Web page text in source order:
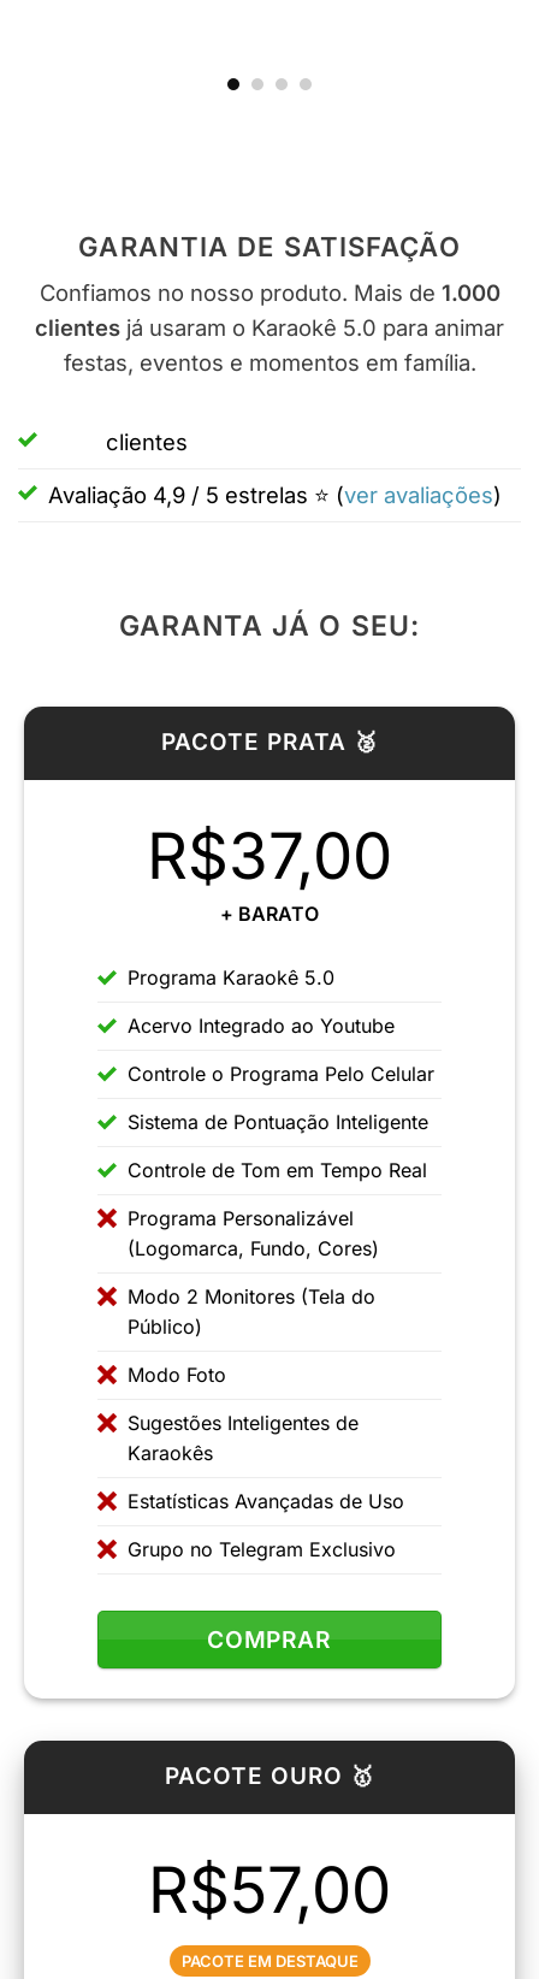
GARANTIA DE SATISFAÇÃO
Confiamos no nosso produto. Mais de 1.000
clientes já usaram o Karaokê 5.0 para animar
festas, eventos e momentos em família.
clientes
Avaliação 4,9 / 5 estrelas ⭐ (ver avaliações)
GARANTA JÁ O SEU:
PACOTE PRATA 🥈
R$37,00
+ BARATO
Programa Karaokê 5.0
Acervo Integrado ao Youtube
Controle o Programa Pelo Celular
Sistema de Pontuação Inteligente
Controle de Tom em Tempo Real
Programa Personalizável
(Logomarca, Fundo, Cores)
Modo 2 Monitores (Tela do
Público)
Modo Foto
Sugestões Inteligentes de
Karaokês
Estatísticas Avançadas de Uso
Grupo no Telegram Exclusivo
COMPRAR
PACOTE OURO 🥇
R$57,00
PACOTE EM DESTAQUE